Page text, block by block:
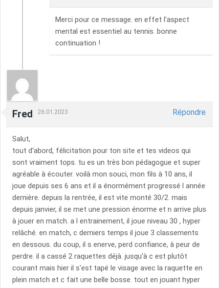
Merci pour ce message. en effet l'aspect
mental est essentiel au tennis. bonne
continuation !
Fred 26.01.2023 Répondre
Salut,
tout d'abord, félicitation pour ton site et tes videos qui
sont vraiment tops. tu es un très bon pédagogue et super
agréable à écouter. voilà mon souci, mon fils à 10 ans, il
joue depuis ses 6 ans et il a énormément progressé l année
dernière. depuis la rentrée, il est vite monté 30/2. mais
depuis janvier, il se met une pression énorme et n arrive plus
à jouer en match. a l entrainement, il joue niveau 30 , hyper
relâché. en match, c derniers temps il joue 3 classements
en dessous. du coup, il s enerve, perd confiance, à peur de
perdre. il a cassé 2 raquettes déjà. jusqu'à c est plutôt
courant mais hier il s'est tapé le visage avec la raquette en
plein match et c fait une belle bosse. tout en jouant hyper